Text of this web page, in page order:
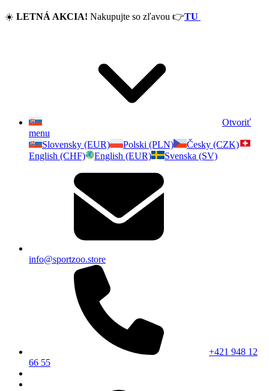
☀️ LETNÁ AKCIA! Nakupujte so zľavou 👉TU
Otvoriť
menu
Slovensky (EUR)
Polski (PLN)
Česky (CZK)
English (CHF)
English (EUR) Svenska (SV)
info@sportzoo.store
+421 948 12
66 55